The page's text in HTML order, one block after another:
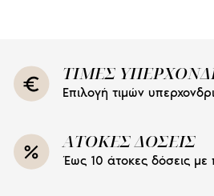
ΤΙΜΕΣ
Επιλογή τιμών
ΑΤΟΚΕΣ ΔΟΣΕΙΣ
Έως 10 άτοκες δόσεις με